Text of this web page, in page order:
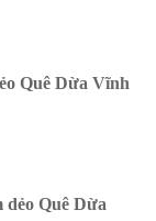
Quê Dừa Vĩnh
dẻo Quê Dừa